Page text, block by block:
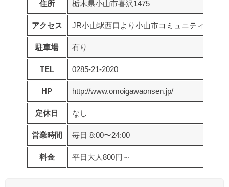
住所 栃木県小山市喜沢1475
アクセス JR小山駅西口より小山市コミュニティバス約
駐車場 有り
TEL 0285-21-2020
HP http://www.omoigawaonsen.jp/
定休日 なし
営業時間 毎日 8:00〜24:00
料金 平日大人800円～